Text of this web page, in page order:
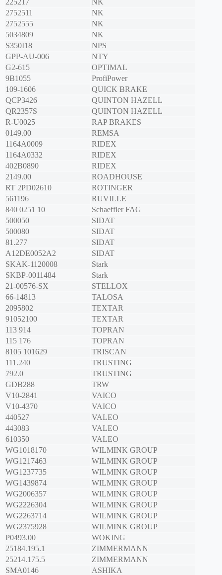
225217
NK
2752511
NK
2752555
NK
5034809
NK
S350I18
NPS
GPP-AU-006
NTY
G2-615
OPTIMAL
9B1055
ProfiPower
109-1606
QUICK BRAKE
QCP3426
QUINTON HAZELL
QR2357S
QUINTON HAZELL
R-U0025
RAP BRAKES
0149.00
REMSA
1164A0009
RIDEX
1164A0332
RIDEX
402B0890
RIDEX
2149.00
ROADHOUSE
RT 2PD02610
ROTINGER
561196
RUVILLE
840 0251 10
Schaeffler FAG
500050
SIDAT
500080
SIDAT
81.277
SIDAT
A12DE0052A2
SIDAT
SKAK-1120008
Stark
SKBP-0011484
Stark
21-00576-SX
STELLOX
66-14813
TALOSA
2095802
TEXTAR
91052100
TEXTAR
113 914
TOPRAN
115 176
TOPRAN
8105 101629
TRISCAN
111.240
TRUSTING
792.0
TRUSTING
GDB288
TRW
V10-2841
VAICO
V10-4370
VAICO
440527
VALEO
443083
VALEO
610350
VALEO
WG1018170
WILMINK GROUP
WG1217463
WILMINK GROUP
WG1237735
WILMINK GROUP
WG1439874
WILMINK GROUP
WG2006357
WILMINK GROUP
WG2226304
WILMINK GROUP
WG2263714
WILMINK GROUP
WG2375928
WILMINK GROUP
P0493.00
WOKING
25184.195.1
ZIMMERMANN
25214.175.5
ZIMMERMANN
SMA0146
ASHIKA